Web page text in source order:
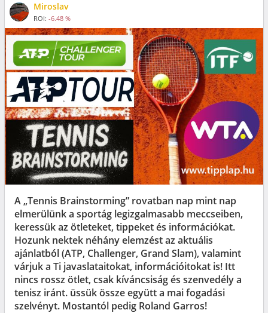
Miroslav
ROI: -6.48 %
A „Tennis Brainstorming” rovatban nap mint nap
elmerülünk a sportág legizgalmasabb meccseiben,
keressük az ötleteket, tippeket és információkat.
Hozunk nektek néhány elemzést az aktuális
ajánlatból (ATP, Challenger, Grand Slam), valamint
várjuk a Ti javaslataitokat, információitokat is! Itt
nincs rossz ötlet, csak kíváncsiság és szenvedély a
tenisz iránt. üssük össze együtt a mai fogadási
szelvényt. Mostantól pedig Roland Garros!